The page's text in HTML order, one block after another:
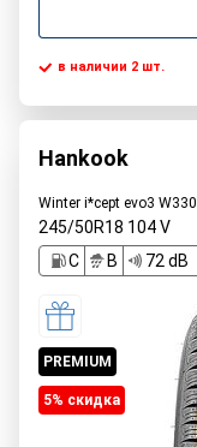
в наличии 2 шт.
Hankook
Winter i*cept evo3 W330
245/50R18 104V
C
B 72 dB
PREMIUM
5% cкидка